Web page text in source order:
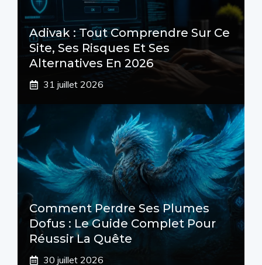
Adivak : Tout Comprendre Sur Ce
Site, Ses Risques Et Ses
Alternatives En 2026
31 juillet 2026
Comment Perdre Ses Plumes
Dofus : Le Guide Complet Pour
Réussir La Quête
30 juillet 2026